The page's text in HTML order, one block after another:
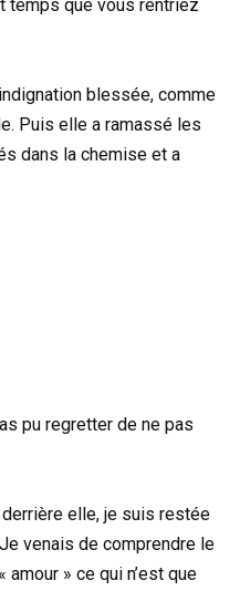
temps que vous rentriez
blessée, comme
Puis elle a ramassé les
dans la chemise et a
pu regretter de ne pas
elle, je suis restée
venais de comprendre le
» ce qui n’est que